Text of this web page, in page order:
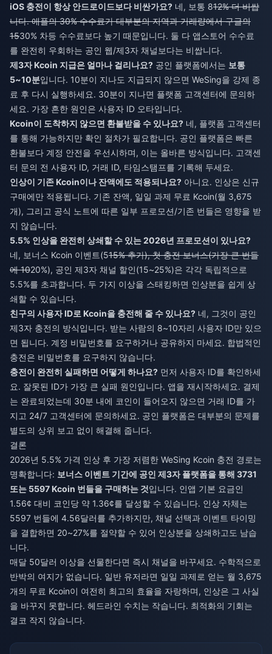
iOS 충전이 항상 안드로이드보다 비싼가요? 네, 보통 812% 더 비쌉
니다. 애플의 30% 수수료가 대부분의 지역과 거래량에서 구글의
1530% 차등 수수료보다 높기 때문입니다. 둘 다 앱스토어 수수료
를 완전히 우회하는 공인 웹/제3자 채널보다는 비쌉니다.
제3자 Kcoin 지급은 얼마나 걸리나요? 공인 플랫폼에서는 보통
5~10분입니다. 10분이 지나도 지급되지 않으면 WeSing을 강제 종
료 후 다시 실행하세요. 30분이 지나면 플랫폼 고객센터에 문의하
세요. 가장 흔한 원인은 사용자 ID 오타입니다.
Kcoin이 도착하지 않으면 환불받을 수 있나요? 네, 플랫폼 고객센터
를 통해 가능하지만 확인 절차가 필요합니다. 공인 플랫폼은 빠른
환불보다 계정 안전을 우선시하며, 이는 올바른 방식입니다. 고객센
터 문의 전 사용자 ID, 거래 ID, 타임스탬프를 기록해 두세요.
인상이 기존 Kcoin이나 잔액에도 적용되나요? 아니요. 인상은 신규
구매에만 적용됩니다. 기존 잔액, 일일 과제 무료 Kcoin(월 3,675
개), 그리고 공식 노트에 따른 일부 프로모션/기존 번들은 영향을 받
지 않습니다.
5.5% 인상을 완전히 상쇄할 수 있는 2026년 프로모션이 있나요?
네, 보너스 Kcoin 이벤트(515% 추가), 첫 충전 보너스(가장 큰 번들
에 1020%), 공인 제3자 채널 할인(15~25%)은 각각 독립적으로
5.5%를 초과합니다. 두 가지 이상을 스태킹하면 인상분을 쉽게 상
쇄할 수 있습니다.
친구의 사용자 ID로 Kcoin을 충전해 줄 수 있나요? 네, 그것이 공인
제3자 충전의 방식입니다. 받는 사람의 8~10자리 사용자 ID만 있으
면 됩니다. 계정 비밀번호를 요구하거나 공유하지 마세요. 합법적인
충전은 비밀번호를 요구하지 않습니다.
충전이 완전히 실패하면 어떻게 하나요? 먼저 사용자 ID를 확인하세
요. 잘못된 ID가 가장 큰 실패 원인입니다. 앱을 재시작하세요. 결제
는 완료되었는데 30분 내에 코인이 들어오지 않으면 거래 ID를 가
지고 24/7 고객센터에 문의하세요. 공인 플랫폼은 대부분의 문제를
별도의 상위 보고 없이 해결해 줍니다.
결론
2026년 5.5% 가격 인상 후 가장 저렴한 WeSing Kcoin 충전 경로는
명확합니다: 보너스 이벤트 기간에 공인 제3자 플랫폼을 통해 3731
또는 5597 Kcoin 번들을 구매하는 것입니다. 인앱 기본 요금인
1.56¢ 대비 코인당 약 1.36¢를 달성할 수 있습니다. 인상 자체는
5597 번들에 4.56달러를 추가하지만, 채널 선택과 이벤트 타이밍
을 결합하면 20~27%를 절약할 수 있어 인상분을 상쇄하고도 남습
니다.
매달 50달러 이상을 선물한다면 즉시 채널을 바꾸세요. 수학적으로
반박의 여지가 없습니다. 일반 유저라면 일일 과제로 얻는 월 3,675
개의 무료 Kcoin이 여전히 최고의 효율을 자랑하며, 인상은 그 사실
을 바꾸지 못합니다. 헤드라인 수치는 작습니다. 최적화의 기회는
결코 작지 않습니다.